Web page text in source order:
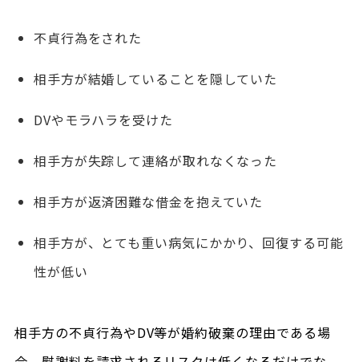
不貞行為をされた
相手方が結婚していることを隠していた
DVやモラハラを受けた
相手方が失踪して連絡が取れなくなった
相手方が返済困難な借金を抱えていた
相手方が、とても重い病気にかかり、回復する可能
性が低い
相手方の不貞行為やDV等が婚約破棄の理由である場